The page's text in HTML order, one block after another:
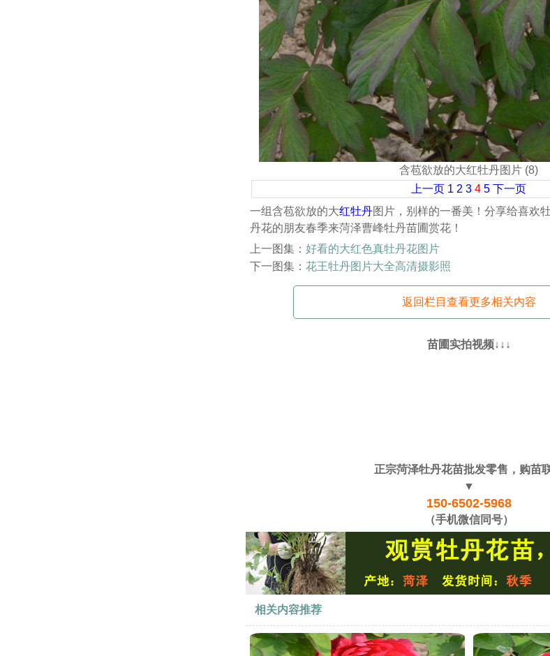
含苞欲放的大红牡丹图片 (8)
上一页 1 2 3 4 5 下一页
一组含苞欲放的大红牡丹图片，别样的一番美！分享给喜欢
丹花的朋友春季来菏泽曹峰牡丹苗圃赏花！
上一图集：好看的大红色真牡丹花图片
下一图集：花王牡丹图片大全高清摄影照
返回栏目查看更多相关内容
苗圃实拍视频↓↓↓
正宗菏泽牡丹花苗批发零售，购苗
▼
150-6502-5968
（手机微信同号）
相关内容推荐